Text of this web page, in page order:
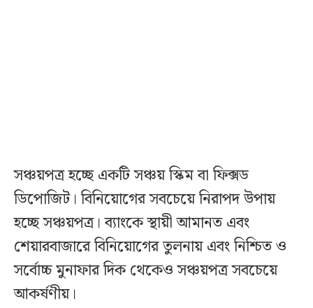
সঞ্চয়পত্র হচ্ছে একটি সঞ্চয় স্কিম বা ফিক্সড
ডিপোজিট। বিনিয়োগের সবচেয়ে নিরাপদ উপায়
হচ্ছে সঞ্চয়পত্র। ব্যাংকে স্থায়ী আমানত এবং
শেয়ারবাজারে বিনিয়োগের তুলনায় এবং নিশ্চিত ও
সর্বোচ্চ মুনাফার দিক থেকেও সঞ্চয়পত্র সবচেয়ে
আকর্ষণীয়।